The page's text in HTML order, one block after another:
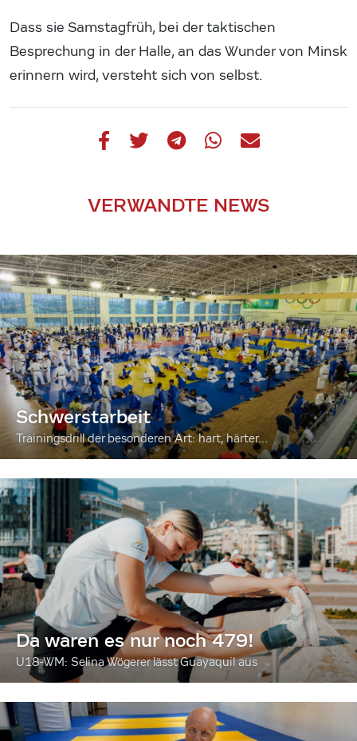
Dass sie Samstagfrüh, bei der taktischen
Besprechung in der Halle, an das Wunder von Minsk
erinnern wird, versteht sich von selbst.
VERWANDTE NEWS
Schwerstarbeit
Trainingsdrill der besonderen Art: hart, härter...
Da waren es nur noch 479!
U18-WM: Selina Wögerer lässt Guayaquil aus